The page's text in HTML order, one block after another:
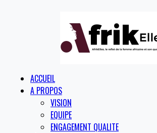
ACCUEIL
A PROPOS
VISION
EQUIPE
ENGAGEMENT QUALITE